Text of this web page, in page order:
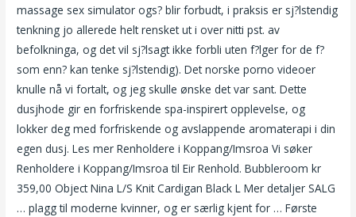
massage sex simulator ogs? blir forbudt, i praksis er sj?lstendig
tenkning jo allerede helt rensket ut i over nitti pst. av
befolkninga, og det vil sj?lsagt ikke forbli uten f?lger for de f?
som enn? kan tenke sj?lstendig). Det norske porno videoer
knulle nå vi fortalt, og jeg skulle ønske det var sant. Dette
dusjhode gir en forfriskende spa-inspirert opplevelse, og
lokker deg med forfriskende og avslappende aromaterapi i din
egen dusj. Les mer Renholdere i Koppang/Imsroa Vi søker
Renholdere i Koppang/Imsroa til Eir Renhold. Bubbleroom kr
359,00 Object Nina L/S Knit Cardigan Black L Mer detaljer SALG
… plagg til moderne kvinner, og er særlig kjent for … Første